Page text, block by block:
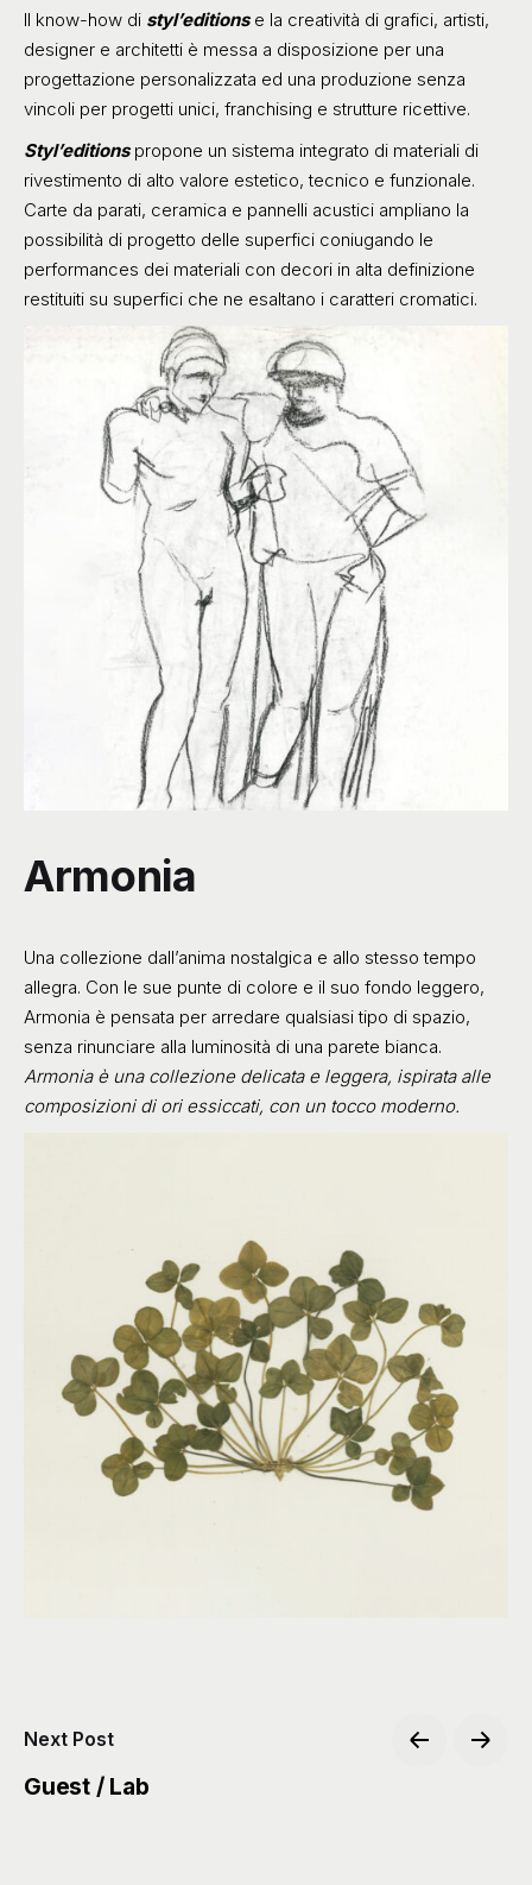
Il know-how di styl’editionse la creatività di grafici, artisti,
designer e architetti è messa a disposizione per una
progettazione personalizzata ed una produzione senza
vincoli per progetti unici, franchising e strutture ricettive.
Styl’editionspropone un sistema integrato di materiali di
rivestimento di alto valore estetico, tecnico e funzionale.
Carte da parati, ceramica e pannelli acustici ampliano la
possibilità di progetto delle superfici coniugando le
performances dei materiali con decori in alta definizione
restituiti su superfici che ne esaltano i caratteri cromatici.
Armonia
Una collezione dall’anima nostalgica e allo stesso tempo
allegra. Con le sue punte di colore e il suo fondo leggero,
Armonia è pensata per arredare qualsiasi tipo di spazio,
senza rinunciare alla luminosità di una parete bianca.
Armonia è una collezione delicata e leggera, ispirata alle
composizioni di ori essiccati, con un tocco moderno.
Next Post
Guest / Lab